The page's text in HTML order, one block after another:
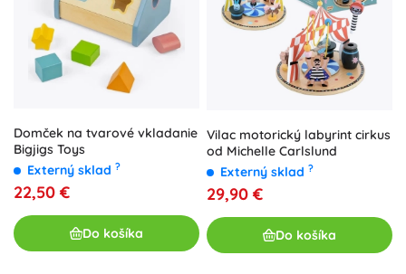
Domček na tvarové vkladanie
Bigjigs Toys
Externý sklad ?
22,50 €
Do košíka
Vilac motorický labyrint cirkus
od Michelle Carlslund
Externý sklad ?
29,90 €
Do košíka